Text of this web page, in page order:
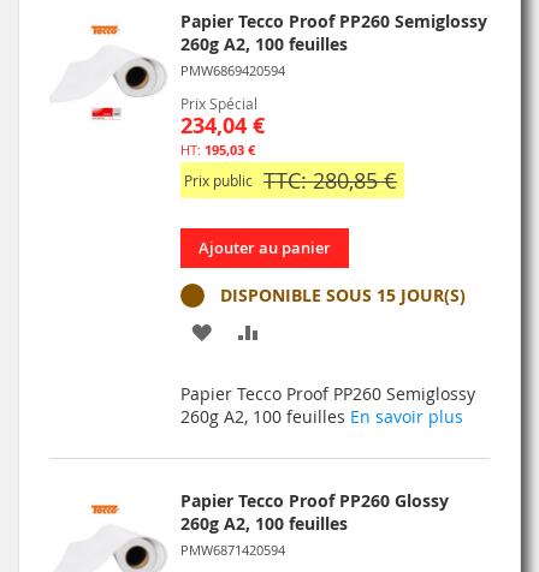
Papier Tecco Proof PP260 Semiglossy
260g A2, 100 feuilles
PMW6869420594
Prix Spécial
234,04 €
195,03 €
Prix public TTC: 280,85 €
Ajouter au panier
DISPONIBLE SOUS 15 JOUR(S)
AJOUTER
MA
LISTE
D’ENVIE
COMPARATEUR
Papier Tecco Proof PP260 Semiglossy
260g A2, 100 feuilles En savoir plus
Papier Tecco Proof PP260 Glossy
260g A2, 100 feuilles
PMW6871420594